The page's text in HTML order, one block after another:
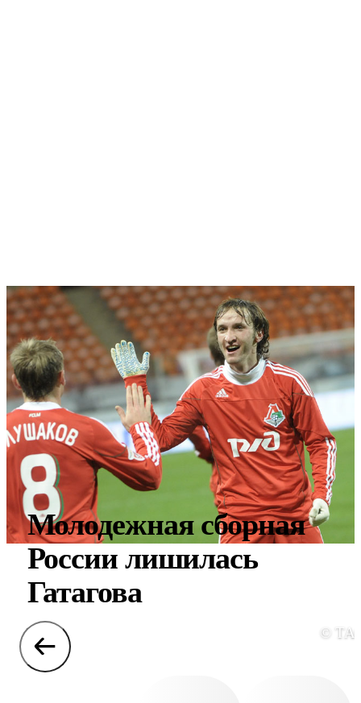
Молодежная сборная
России лишилась
Гатагова
©